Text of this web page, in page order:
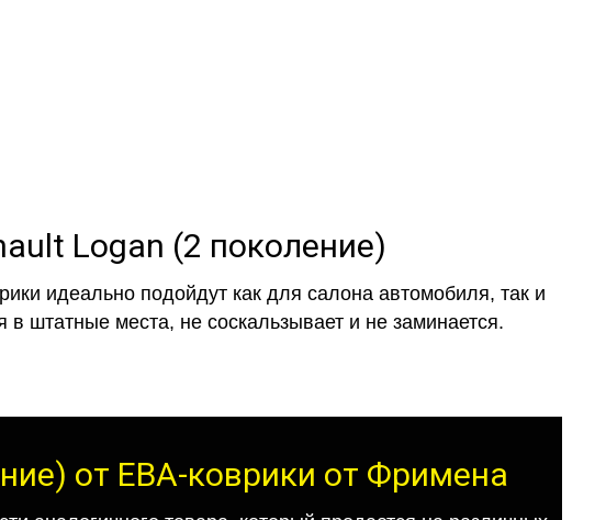
Logan (2 поколение)
идеально подойдут как для салона автомобиля, так и
в штатные места, не соскальзывает и не заминается.
от ЕВА-коврики от Фримена